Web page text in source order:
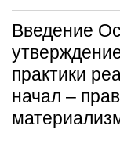
Введение
практики
начал –